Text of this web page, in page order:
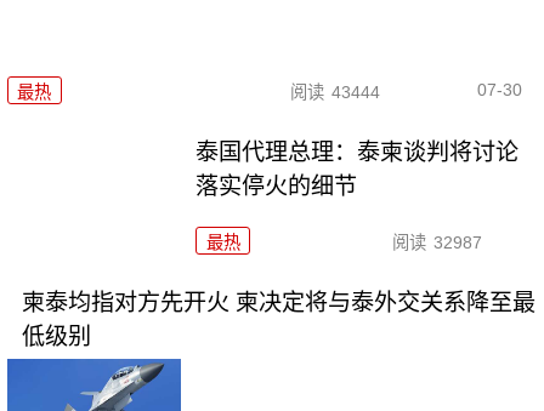
最热 阅读 43444 07-30
泰国代理总理：泰柬谈判将讨论
落实停火的细节
最热 阅读 32987
柬泰均指对方先开火 柬决定将与泰外交关系降至最
低级别